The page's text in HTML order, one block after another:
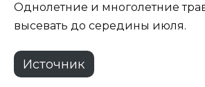
Однолетние и многолетние
высевать до середины июля.
Источник